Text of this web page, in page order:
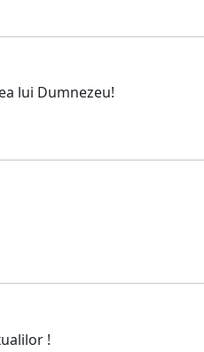
lui Dumnezeu!
!